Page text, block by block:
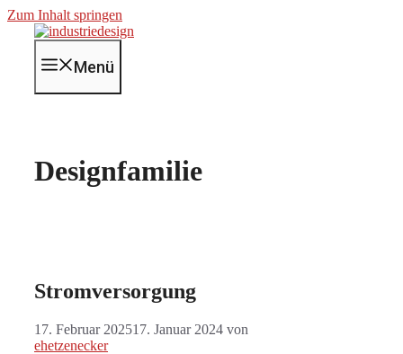
Zum Inhalt springen
Menü
Designfamilie
Stromversorgung
17. Februar 202517. Januar 2024 von
ehetzenecker